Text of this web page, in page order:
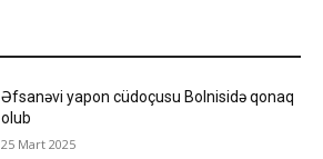
Əfsanəvi yapon cüdoçusu Bolnisidə qonaq
olub
25 Mart 2025